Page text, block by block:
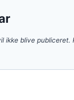
ikke blive publiceret.